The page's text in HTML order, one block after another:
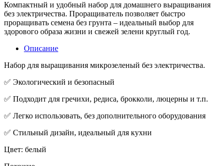
Компактный и удобный набор для домашнего выращивания
без электричества. Проращиватель позволяет быстро
проращивать семена без грунта – идеальный выбор для
здорового образа жизни и свежей зелени круглый год.
Описание
Набор для выращивания микрозеленый без электричества.
✅ Экологический и безопасный
✅ Подходит для гречихи, редиса, брокколи, люцерны и т.п.
✅ Легко использовать, без дополнительного оборудования
✅ Стильный дизайн, идеальный для кухни
Цвет: белый